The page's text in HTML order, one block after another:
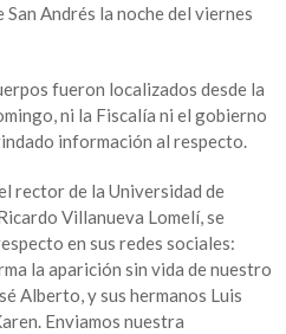
San Andrés la noche del viernes
fueron localizados desde la
ni la Fiscalía ni el gobierno
información al respecto.
rector de la Universidad de
Villanueva Lomelí, se
en sus redes sociales:
la aparición sin vida de nuestro
Alberto, y sus hermanos Luis
Enviamos nuestra